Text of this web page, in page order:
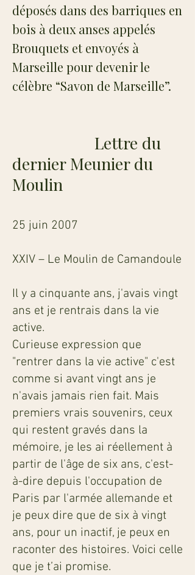
déposés dans des barriques en
bois à deux anses appelés
Brouquets et envoyés à
Marseille pour devenir le
célèbre “Savon de Marseille”.
Lettre du
dernier Meunier du
Moulin
25 juin 2007
XXIV – Le Moulin de Camandoule
Il y a cinquante ans, j'avais vingt
ans et je rentrais dans la vie
active.
Curieuse expression que
"rentrer dans la vie active" c'est
comme si avant vingt ans je
n'avais jamais rien fait. Mais
premiers vrais souvenirs, ceux
qui restent gravés dans la
mémoire, je les ai réellement à
partir de l'âge de six ans, c'est-
à-dire depuis l'occupation de
Paris par l'armée allemande et
je peux dire que de six à vingt
ans, pour un inactif, je peux en
raconter des histoires. Voici celle
que je t’ai promise.